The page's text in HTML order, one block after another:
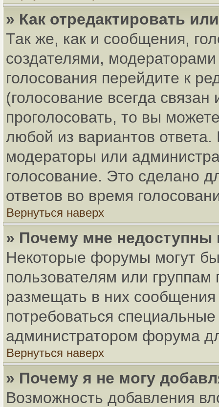
» Как отредактировать
Так же, как и сообщения,
создателями,
голосования перейдите к
(голосование всегда
проголосовать, то вы
любой из вариантов ответа.
модераторы или
голосование. Это сделано
ответов во время
Вернуться наверх
» Почему мне
Некоторые форумы могут
пользователям или
размещать в них
потребоваться
администратором форума
Вернуться наверх
» Почему я не могу
Возможность добавления